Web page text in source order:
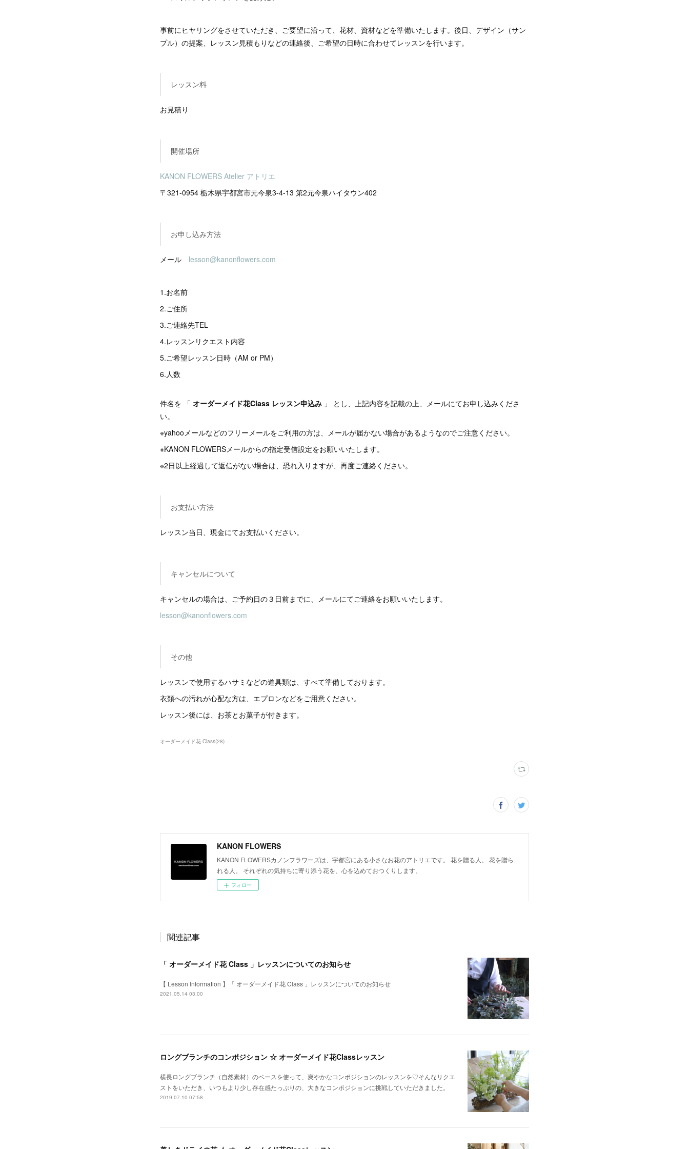
事前にヒヤリングをさせていただき、ご要望に沿って、花材、資材などを準備いたします。後日、デザイン（サン
プル）の提案、レッスン見積もりなどの連絡後、ご希望の日時に合わせてレッスンを行います。
レッスン料
お見積り
開催場所
KANON FLOWERS Atelier アトリエ
〒321-0954 栃木県宇都宮市元今泉3-4-13 第2元今泉ハイタウン402
お申し込み方法
メール lesson@kanonflowers.com
1.お名前
2.ご住所
3.ご連絡先TEL
4.レッスンリクエスト内容
5.ご希望レッスン日時（AM or PM）
6.人数
件名を 「 オーダーメイド花Class レッスン申込み 」 とし、上記内容を記載の上、メールにてお申し込みくださ
い。
※yahooメールなどのフリーメールをご利用の方は、メールが届かない場合があるようなのでご注意ください。
※KANON FLOWERSメールからの指定受信設定をお願いいたします。
※2日以上経過して返信がない場合は、恐れ入りますが、再度ご連絡ください。
お支払い方法
レッスン当日、現金にてお支払いください。
キャンセルについて
キャンセルの場合は、ご予約日の３日前までに、メールにてご連絡をお願いいたします。
lesson@kanonflowers.com
その他
レッスンで使用するハサミなどの道具類は、すべて準備しております。
衣類への汚れが心配な方は、エプロンなどをご用意ください。
レッスン後には、お茶とお菓子が付きます。
オーダーメイド花 Class(28)
KANON FLOWERS
KANON FLOWERSカノンフラワーズは、宇都宮にある小さなお花のアトリエです。 花を贈る人。 花を贈ら
れる人。 それぞれの気持ちに寄り添う花を、心を込めておつくりします。
フォロー
関連記事
「 オーダーメイド花 Class 」レッスンについてのお知らせ
【 Lesson Information 】「 オーダーメイド花 Class 」レッスンについてのお知らせ
2021.05.14 03:00
ロングブランチのコンポジション ☆ オーダーメイド花Classレッスン
横長ロングブランチ（自然素材）のベースを使って、爽やかなコンポジションのレッスンを♡そんなリクエ
ストをいただき、いつもより少し存在感たっぷりの、大きなコンポジションに挑戦していただきました。
2019.07.10 07:58